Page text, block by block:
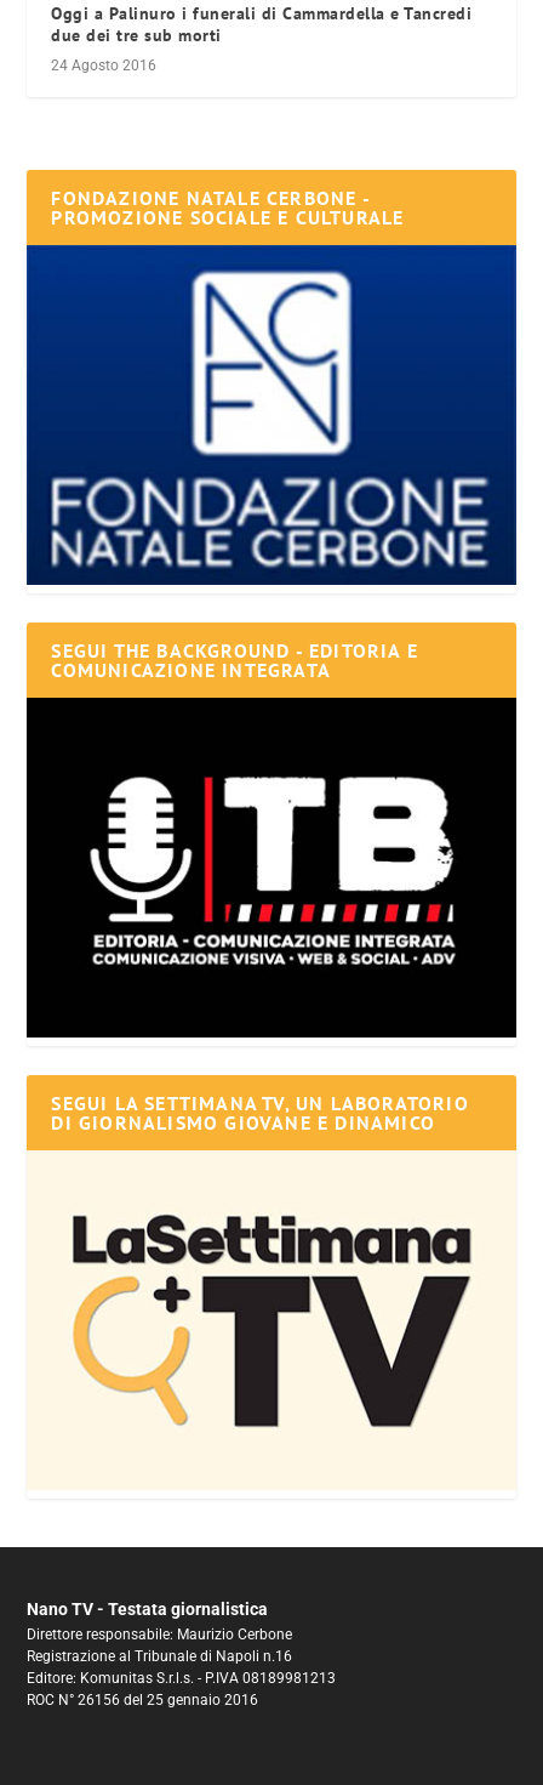
Oggi a Palinuro i funerali di Cammardella e Tancredi
due dei tre sub morti
24 Agosto 2016
FONDAZIONE NATALE CERBONE -
PROMOZIONE SOCIALE E CULTURALE
SEGUI THE BACKGROUND - EDITORIA E
COMUNICAZIONE INTEGRATA
SEGUI LA SETTIMANA TV, UN LABORATORIO
DI GIORNALISMO GIOVANE E DINAMICO
Nano TV - Testata giornalistica
Direttore responsabile: Maurizio Cerbone
Registrazione al Tribunale di Napoli n.16
Editore: Komunitas S.r.l.s. - P.IVA 08189981213
ROC N° 26156 del 25 gennaio 2016